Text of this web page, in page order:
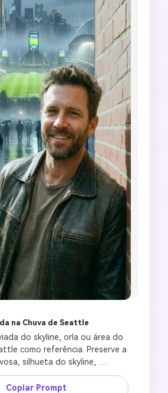
na Chuva de Seattle
do skyline, orla ou área do
como referência. Preserve a
silhueta do skyline,
de cor frio. Crie um fundo de
na Copa do Mundo com
Copiar Prompt